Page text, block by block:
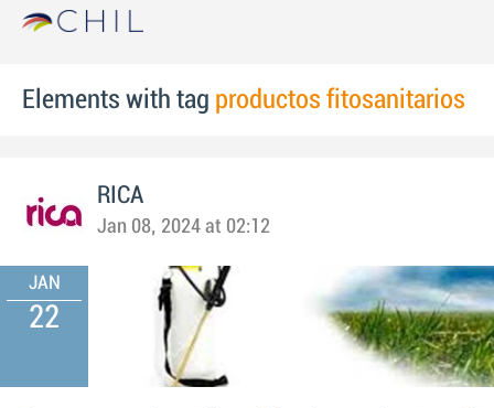
Elements with tag productos fitosanitarios
RICA
Jan 08, 2024 at 02:12
JAN
22